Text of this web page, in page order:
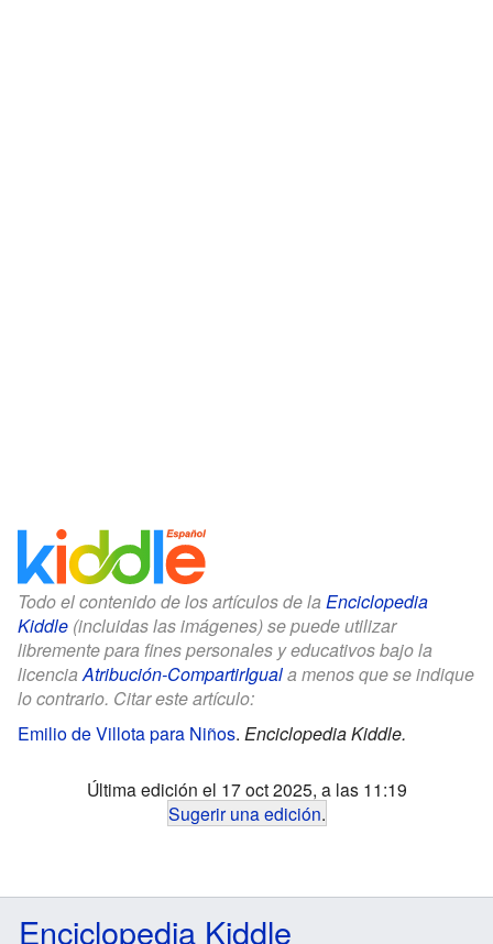
Todo el contenido de los artículos de la Enciclopedia
Kiddle (incluidas las imágenes) se puede utilizar
libremente para fines personales y educativos bajo la
licenciaAtribución-CompartirIguala menos que se indique
lo contrario. Citar este artículo:
Emilio de Villota para Niños. Enciclopedia Kiddle.
Última edición el 17 oct 2025, a las 11:19
Sugerir una edición.
Enciclopedia Kiddle